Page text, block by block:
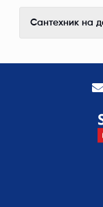
Сантехник на